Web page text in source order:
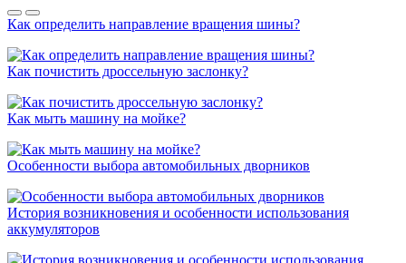
Как определить направление вращения шины?
Как почистить дроссельную заслонку?
Как мыть машину на мойке?
Особенности выбора автомобильных дворников
История возникновения и особенности использования
аккумуляторов